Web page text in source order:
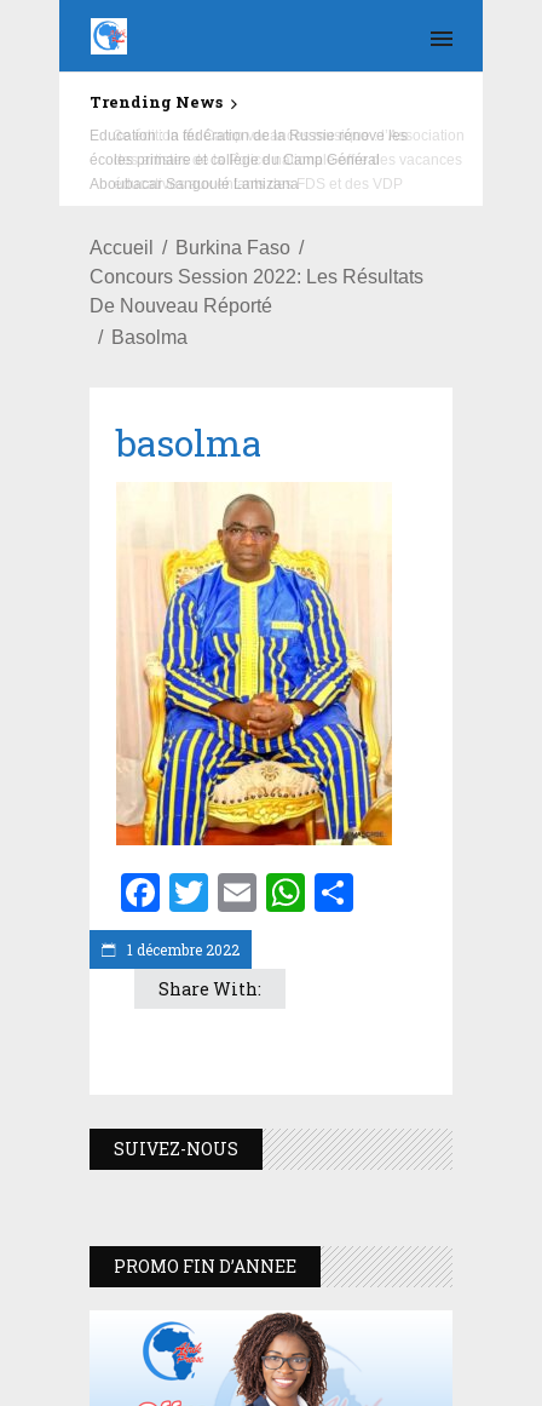
Trending News
Education : la fédération de la Russie rénove les
écoles primaire et collège du Camp Général
Aboubacar Sangoulé Lamizana
Accueil
Burkina Faso
Concours Session 2022: Les Résultats
De Nouveau Réporté
Basolma
1 décembre 2022
basolma
Facebook
Twitter
EmailWhatsApp
Share With:
SUIVEZ-NOUS
PROMO FIN D’ANNEE